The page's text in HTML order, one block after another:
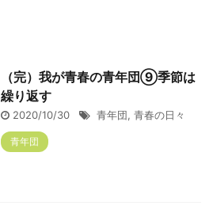
（完）我が青春の青年団⑨季節は
繰り返す
2020/10/30 青年団, 青春の日々
青年団